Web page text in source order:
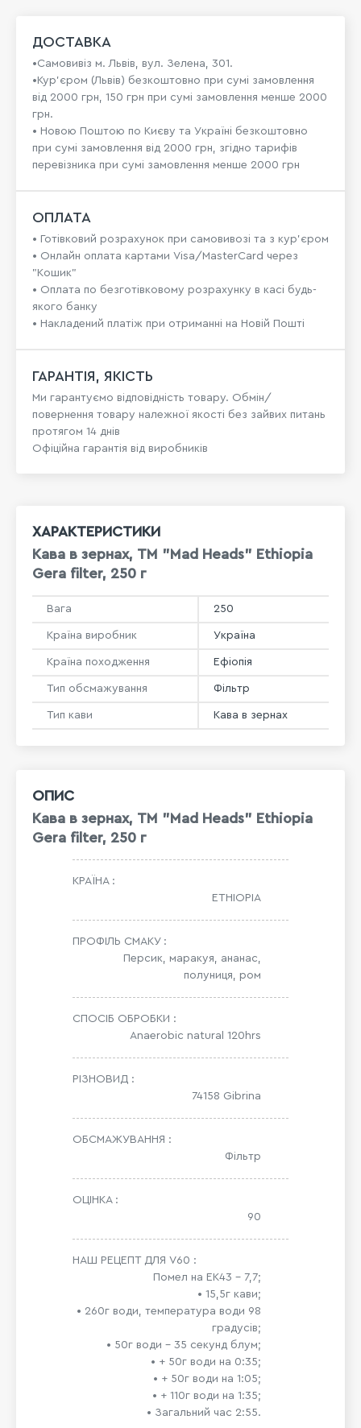
ДОСТАВКА
•Самовивіз м. Львів, вул. Зелена, 301.
•Кур'єром (Львів) безкоштовно при сумі замовлення
від 2000 грн, 150 грн при сумі замовлення менше 2000
грн.
• Новою Поштою по Києву та Україні безкоштовно
при сумі замовлення від 2000 грн, згідно тарифів
перевізника при сумі замовлення менше 2000 грн
ОПЛАТА
• Готівковий розрахунок при самовивозі та з кур’єром
• Онлайн оплата картами Visa/MasterCard через
"Кошик"
• Оплата по безготівковому розрахунку в касі будь-
якого банку
• Накладений платіж при отриманні на Новій Пошті
ГАРАНТІЯ, ЯКІСТЬ
Ми гарантуємо відповідність товару. Обмін/
повернення товару належної якості без зайвих питань
протягом 14 днів
Офіційна гарантія від виробників
ОПИС
Кава в зернах, ТМ "Mad Heads" Ethiopia
Gera filter, 250 г
КРАЇНА :
ETHIOPIA
ПРОФІЛЬ СМАКУ :
Персик, маракуя, ананас,
полуниця, ром
СПОСІБ ОБРОБКИ :
Anaerobic natural 120hrs
РІЗНОВИД :
74158 Gibrina
ОБСМАЖУВАННЯ :
Фільтр
ОЦІНКА :
90
НАШ РЕЦЕПТ ДЛЯ V60 :
Помел на ЕК43 – 7,7;
• 15,5г кави;
• 260г води, температура води 98
градусів;
• 50г води – 35 секунд блум;
• + 50г води на 0:35;
• + 50г води на 1:05;
• + 110г води на 1:35;
• Загальний час 2:55.
ХАРАКТЕРИСТИКИ
Кава в зернах, ТМ "Mad Heads" Ethiopia
Gera filter, 250 г
Вага 250
Країна виробник Україна
Країна походження Ефіопія
Тип обсмажування Фільтр
Тип кави Кава в зернах